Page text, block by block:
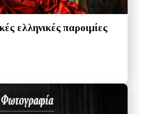
ελληνικές παροιμίες